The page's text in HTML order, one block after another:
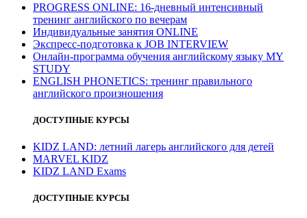
PROGRESS ONLINE: 16-дневный интенсивный
тренинг английского по вечерам
Индивидуальные занятия ONLINE
Экспресс-подготовка к JOB INTERVIEW
Онлайн-программа обучения английскому языку MY
STUDY
ENGLISH PHONETICS: тренинг правильного
английского произношения
ДОСТУПНЫЕ КУРСЫ
KIDZ LAND: летний лагерь английского для детей
MARVEL KIDZ
KIDZ LAND Exams
ДОСТУПНЫЕ КУРСЫ